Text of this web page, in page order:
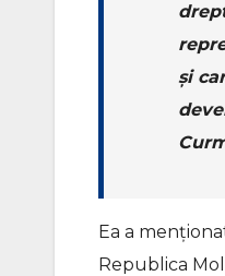
și
Ea a
Republica